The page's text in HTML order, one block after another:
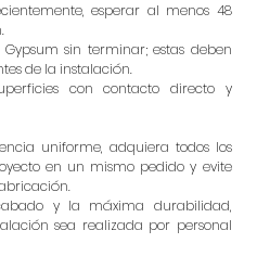
esperar al menos 48
sin terminar; estas deben
de la instalación.
con contacto directo y
uniforme, adquiera todos los
en un mismo pedido y evite
y la máxima durabilidad,
sea realizada por personal